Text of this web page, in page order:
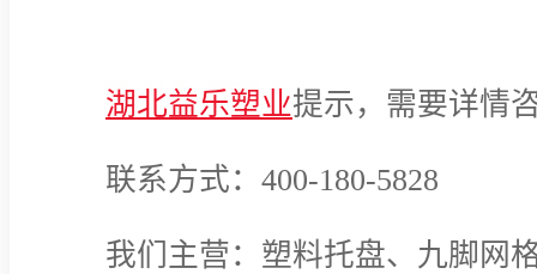
湖北益乐塑业提示，需要详情
联系方式：400-180-5828
我们主营：塑料托盘、九脚网